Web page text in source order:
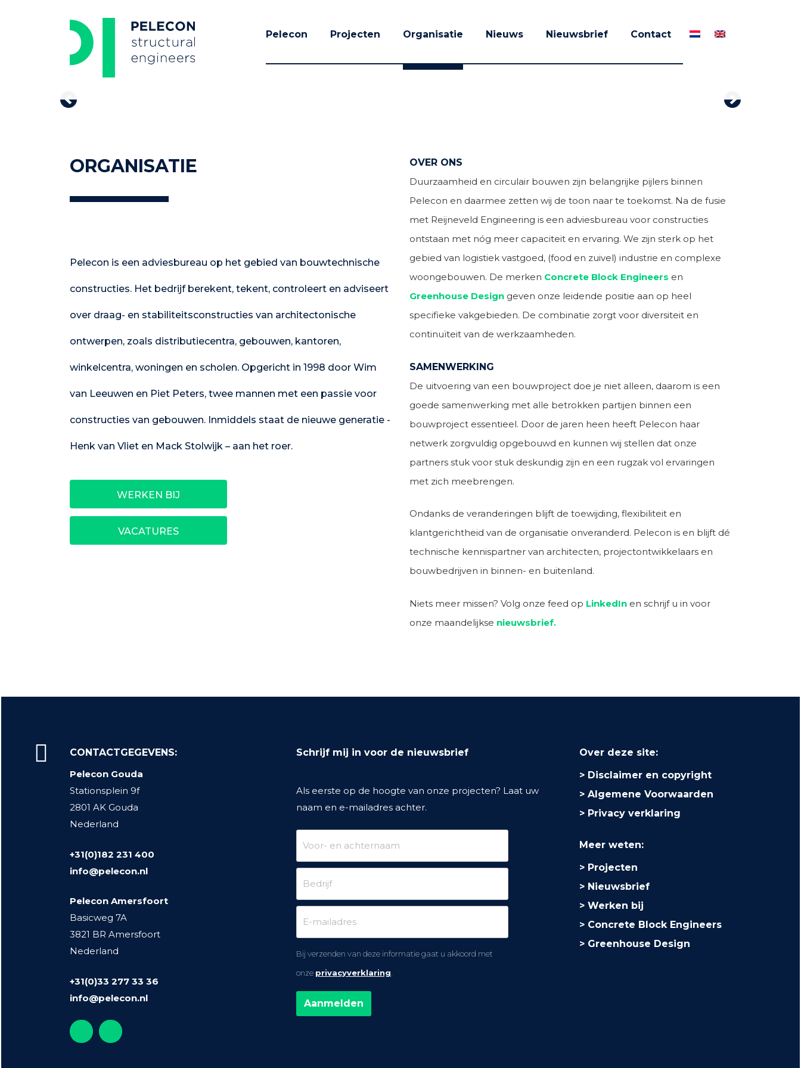
Pelecon Projecten Organisatie Nieuws Nieuwsbrief Contact
Previous Next
ORGANISATIE
Pelecon is een adviesbureau op het gebied van bouwtechnische
constructies. Het bedrijf berekent, tekent, controleert en adviseert
over draag- en stabiliteitsconstructies van architectonische
ontwerpen, zoals distributiecentra, gebouwen, kantoren,
winkelcentra, woningen en scholen. Opgericht in 1998 door Wim
van Leeuwen en Piet Peters, twee mannen met een passie voor
constructies van gebouwen. Inmiddels staat de nieuwe generatie -
Henk van Vliet en Mack Stolwijk – aan het roer.
WERKEN BIJ
VACATURES
OVER ONS
Duurzaamheid en circulair bouwen zijn belangrijke pijlers binnen
Pelecon en daarmee zetten wij de toon naar te toekomst. Na de fusie
met Reijneveld Engineering is een adviesbureau voor constructies
ontstaan met nóg meer capaciteit en ervaring. We zijn sterk op het
gebied van logistiek vastgoed, (food en zuivel) industrie en complexe
woongebouwen. De merken Concrete Block Engineers en
Greenhouse Design geven onze leidende positie aan op heel
specifieke vakgebieden. De combinatie zorgt voor diversiteit en
continuïteit van de werkzaamheden.
SAMENWERKING
De uitvoering van een bouwproject doe je niet alleen, daarom is een
goede samenwerking met alle betrokken partijen binnen een
bouwproject essentieel. Door de jaren heen heeft Pelecon haar
netwerk zorgvuldig opgebouwd en kunnen wij stellen dat onze
partners stuk voor stuk deskundig zijn en een rugzak vol ervaringen
met zich meebrengen.
Ondanks de veranderingen blijft de toewijding, flexibiliteit en
klantgerichtheid van de organisatie onveranderd. Pelecon is en blijft dé
technische kennispartner van architecten, projectontwikkelaars en
bouwbedrijven in binnen- en buitenland.
Niets meer missen? Volg onze feed op LinkedIn en schrijf u in voor
onze maandelijkse nieuwsbrief.
CONTACTGEGEVENS:
Pelecon Gouda
Stationsplein 9f
2801 AK Gouda
Nederland
+31(0)182 231 400
info@pelecon.nl
Pelecon Amersfoort
Basicweg 7A
3821 BR Amersfoort
Nederland
+31(0)33 277 33 36
info@pelecon.nl
Schrijf mij in voor de nieuwsbrief
Als eerste op de hoogte van onze projecten? Laat uw
naam en e-mailadres achter.
Bij verzenden van deze informatie gaat u akkoord met
onze privacyverklaring
Over deze site:
Disclaimer en copyright
Algemene Voorwaarden
Privacy verklaring
Meer weten:
Projecten
Nieuwsbrief
Werken bij
Concrete Block Engineers
Greenhouse Design